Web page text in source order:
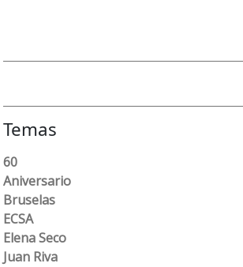
Temas
60
Aniversario
Bruselas
ECSA
Elena Seco
Juan Riva